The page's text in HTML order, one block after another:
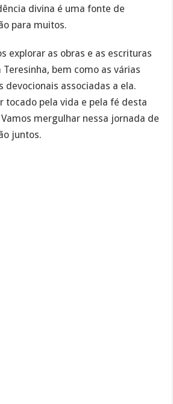
divina é uma fonte de
para muitos.
explorar as obras e as escrituras
bem como as várias
devocionais associadas a ela.
tocado pela vida e pela fé desta
mergulhar nessa jornada de
juntos.